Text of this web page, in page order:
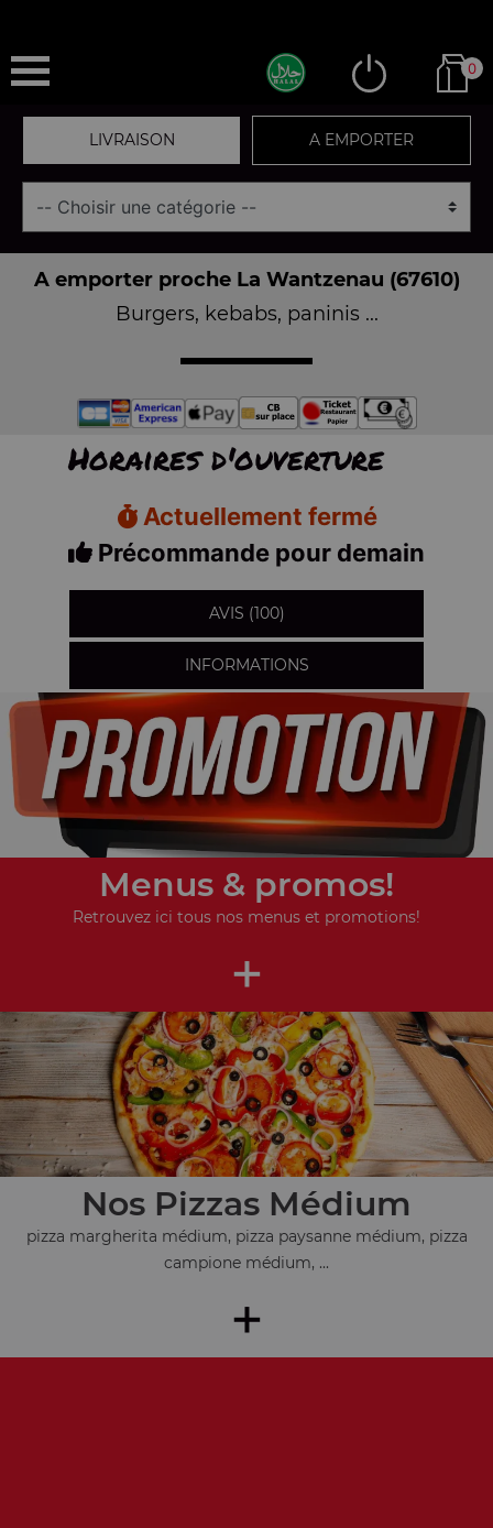
0
LIVRAISON A EMPORTER
A emporter proche La Wantzenau (67610)
Burgers, kebabs, paninis ...
Horaires d'ouverture
Actuellement fermé
Précommande pour demain
AVIS (100)
INFORMATIONS
Menus & promos!
Retrouvez ici tous nos menus et promotions!
+
Nos Pizzas Médium
pizza margherita médium, pizza paysanne médium, pizza
campione médium, ...
+